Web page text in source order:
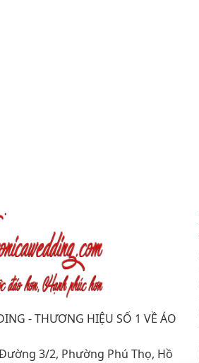
- THƯƠNG HIỆU SỐ 1 VỀ ÁO
3/2, Phường Phú Thọ, Hồ